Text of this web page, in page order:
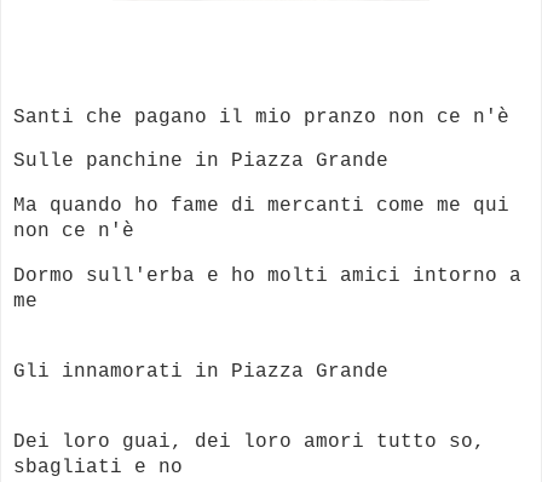
Santi che pagano il mio pranzo non ce n'è
Sulle panchine in Piazza Grande
Ma quando ho fame di mercanti come me qui
non ce n'è
Dormo sull'erba e ho molti amici intorno a
me
Gli innamorati in Piazza Grande
Dei loro guai, dei loro amori tutto so,
sbagliati e no